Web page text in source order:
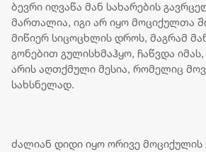
ბევრი იღვაწა მან სახარების
მართალია, იგი არ იყო მოციქულთა
მიწიერ სიცოცხლის დროს, მაგრამ
გონებით გულისხმაჰყო, ჩაწვდა
არის აღთქმული მესია, რომელიც
სახსნელად.
ძალიან დიდი იყო ორივე